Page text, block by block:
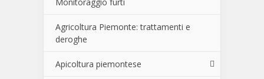
Agricoltura Piemonte: trattamenti e
deroghe
Apicoltura piemontese